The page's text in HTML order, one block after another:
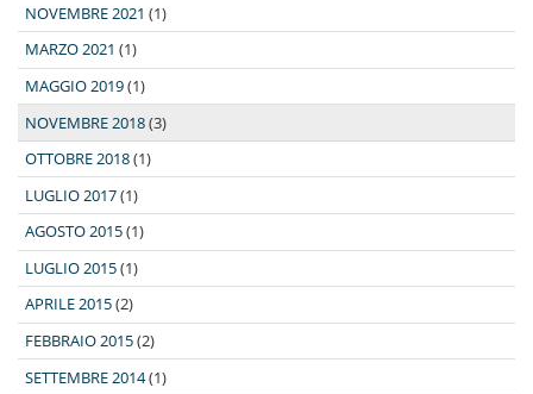
NOVEMBRE 2021 (1)
MARZO 2021 (1)
MAGGIO 2019(1)
NOVEMBRE 2018(3)
OTTOBRE 2018(1)
LUGLIO 2017(1)
AGOSTO 2015(1)
LUGLIO 2015(1)
APRILE 2015(2)
FEBBRAIO 2015(2)
SETTEMBRE 2014(1)